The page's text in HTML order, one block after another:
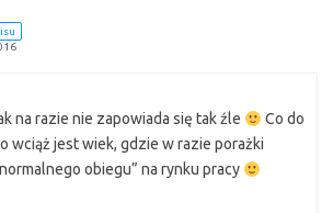
na razie nie zapowiada się tak źle
Co do
wciąż jest wiek, gdzie w razie porażki
obiegu” na rynku pracy